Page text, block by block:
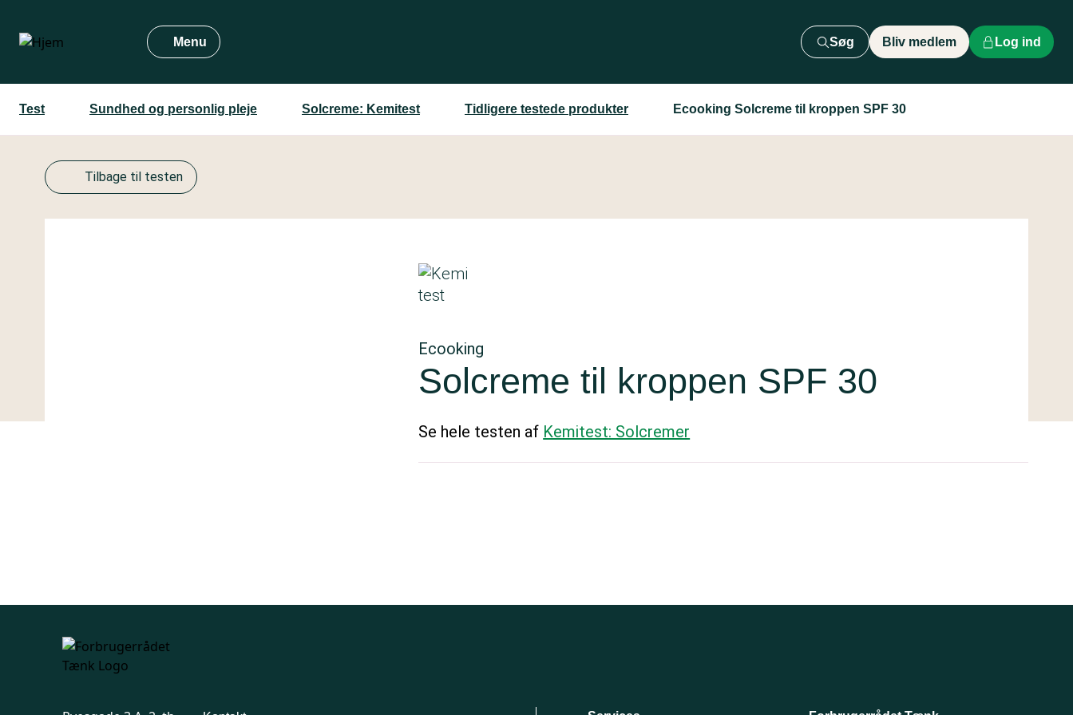
hovedindhold
Menu Søg Bliv medlem Log ind
Test Sundhed og personlig pleje Solcreme: Kemitest Tidligere testede produkter Ecooking Solcreme til kroppen SPF 30
Tilbage til testen
Ecooking
Solcreme til kroppen SPF 30
Se hele testen af Kemitest: Solcremer